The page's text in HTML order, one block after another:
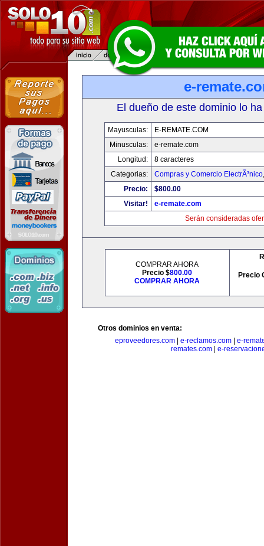
e-
El dueño de este dominio lo
Mayusculas:
E-REMATE.COM
Minusculas:
e-remate.com
Longitud:
8 caracteres
Categorias:
Compras y Comercio ElectrÃ³nico
Precio:
$800.00
Visitar!
e-remate.com
Serán consideradas
COMPRAR AHORA
Precio $800.00
COMPRAR AHORA
Precio
Otros dominios en venta:
eproveedores.com
e-reclamos.com
e-
remates.com| e-